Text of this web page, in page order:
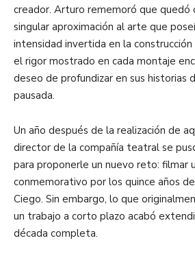
creador. Arturo rememoró que quedó
singular aproximación al arte que
intensidad invertida en la
el rigor mostrado en cada montaje
deseo de profundizar en sus historias
pausada.
Un año después de la realización de
director de la compañía teatral se
para proponerle un nuevo reto: filmar
conmemorativo por los quince años
Ciego. Sin embargo, lo que
un trabajo a corto plazo acabó
década completa.